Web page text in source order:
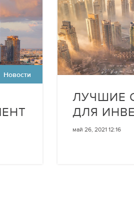
Новости
ЛУЧШИЕ
ДЛЯ
май 26, 2021 12:16